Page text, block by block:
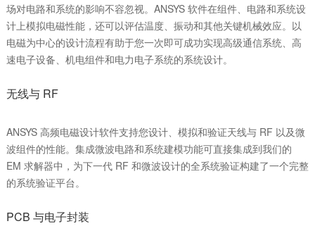
场对电路和系统的影响不容忽视。ANSYS 软件在组件、电路和系统设
计上模拟电磁性能，还可以评估温度、振动和其他关键机械效应。以
电磁为中心的设计流程有助于您一次即可成功实现高级通信系统、高
速电子设备、机电组件和电力电子系统的系统设计。
无线与 RF
ANSYS 高频电磁设计软件支持您设计、模拟和验证天线与 RF 以及微
波组件的性能。集成微波电路和系统建模功能可直接集成到我们的
EM 求解器中，为下一代 RF 和微波设计的全系统验证构建了一个完整
的系统验证平台。
PCB 与电子封装